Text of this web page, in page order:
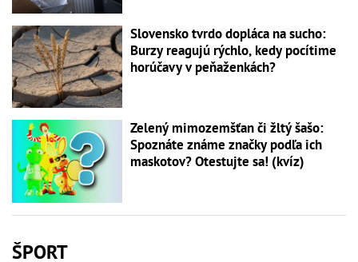
Slovensko tvrdo dopláca na sucho:
Burzy reagujú rýchlo, kedy pocítime
horúčavy v peňaženkách?
Zelený mimozemšťan či žltý šašo:
Spoznáte známe značky podľa ich
maskotov? Otestujte sa! (kvíz)
ŠPORT